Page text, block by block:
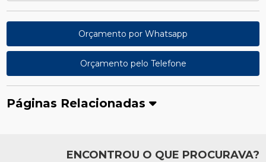
Orçamento por Whatsapp
Orçamento pelo Telefone
Páginas Relacionadas
ENCONTROU O QUE PROCURAVA?